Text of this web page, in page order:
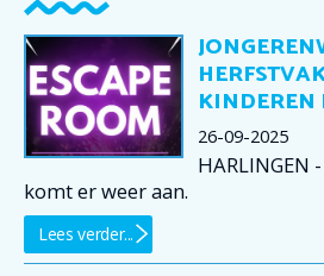
KINDEREN
26-09-2025
HARLINGEN
komt er weer aan.
Lees verder...